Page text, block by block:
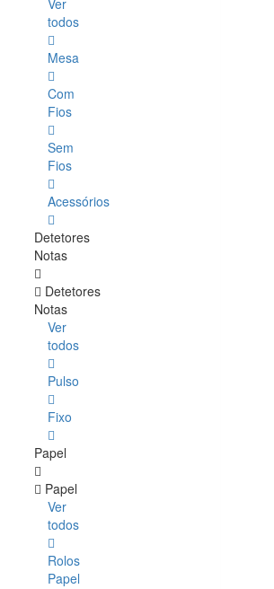
Ver
todos
Mesa
Com
Fios
Sem
Fios
Acessórios
Detetores
Notas
Detetores
Notas
Ver
todos
Pulso
Fixo
Papel
Papel
Ver
todos
Rolos
Papel